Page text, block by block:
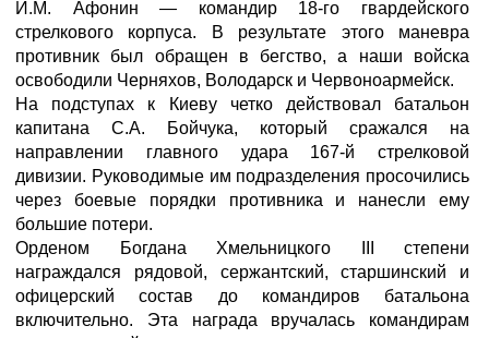
И.М. Афонин — командир 18-го гвардейского
стрелкового корпуса. В результате этого маневра
противник был обращен в бегство, а наши войска
освободили Черняхов, Володарск и Червоноармейск.
На подступах к Киеву четко действовал батальон
капитана С.А. Бойчука, который сражался на
направлении главного удара 167-й стрелковой
дивизии. Руководимые им подразделения просочились
через боевые порядки противника и нанесли ему
большие потери.
Орденом Богдана Хмельницкого III степени
награждался рядовой, сержантский, старшинский и
офицерский состав до командиров батальона
включительно. Эта награда вручалась командирам